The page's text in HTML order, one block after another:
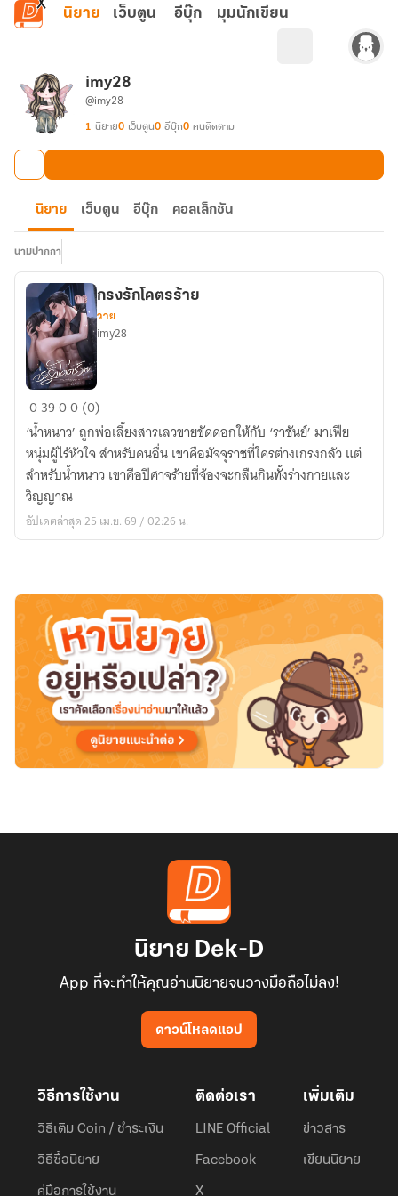
ข้ามไปยังเนื้อหาหลัก
นิยาย เว็บตูน อีบุ๊ก มุมนักเขียน
imy28
@imy28
1 นิยาย0 เว็บตูน0 อีบุ๊ก0 คนติดตาม
นิยาย เว็บตูน อีบุ๊ก คอลเล็กชัน
นามปากกา
กรง
รัก
โคตร
ร้าย
กรงรักโคตรร้าย
วาย
imy28
03900 (0)
‘น้ำหนาว’ ถูกพ่อเลี้ยงสารเลวขายขัดดอกให้กับ ‘ราชันย์’ มาเฟีย
หนุ่มผู้ไร้หัวใจ สำหรับคนอื่น เขาคือมัจจุราชที่ใครต่างเกรงกลัว แต่
สำหรับน้ำหนาว เขาคือปีศาจร้ายที่จ้องจะกลืนกินทั้งร่างกายและ
วิญญาณ
อัปเดตล่าสุด 25 เม.ย. 69 / 02:26 น.
นิยาย Dek-D
App ที่จะทำให้คุณอ่านนิยายจนวางมือถือไม่ลง!
ดาวน์โหลดแอป
วิธีการใช้งาน
วิธีเติม Coin / ชำระเงิน
วิธีซื้อนิยาย
คู่มือการใช้งาน
ติดต่อเรา
LINE Official
Facebook
X
เพิ่มเติม
ข่าวสาร
เขียนนิยาย